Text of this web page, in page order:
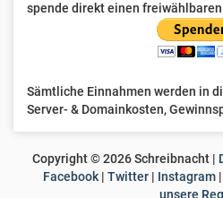
spende direkt einen
Sämtliche Einnahmen werden in
Server- & Domainkosten,
Copyright ©2026Schreibnacht |
Facebook | Twitter | Instagram |
unsere